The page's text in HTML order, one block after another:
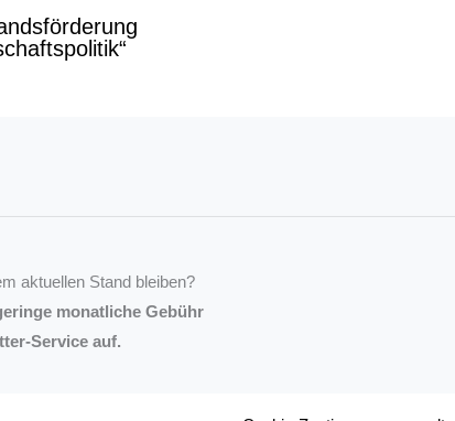
aktuellen Stand bleiben?
monatliche Gebühr
Service auf.
eine